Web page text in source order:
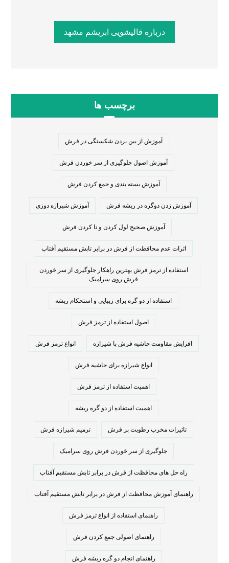
درباره قالیشویی ابریشم مشهد
برچسب ها
آموزش از بین بردن شکستگی در فرش
آموزش اصول جلوگیری از سر خوردن فرش
آموزش بسته بندی و جمع کردن فرش
آموزش زدن دوگره در ریشه فرش آموزش شیرازه دوزی
آموزش صحیح لول کردن و تا کردن فرش
اثرات عدم محافظت از فرش در برابر تابش مستقیم آفتاب
استفاده از ترمز فرش بهترین راهکار جلوگیری از سر خوردن
فرش روی سرامیک
استفاده از دو گره برای زیبایی و استحکام ریشه
اصول استفاده از ترمز فرش
افزایش مقاومت حاشیه فرش با شیرازه انواع ترمز فرش
انواع شیرازه برای حاشیه فرش
اهمیت استفاده از ترمز فرش
اهمیت استفاده از دو گره ریشه
تاثیرات مخرب رطوبت بر فرش ترمیم شیرازه فرش
جلوگیری از سر خوردن فرش روی سرامیک
راه حل های محافظت از فرش در برابر تابش مستقیم آفتاب
راهنمای آموزش محافظت از فرش در برابر تابش مستقیم آفتاب
راهنمای استفاده از انواع ترمز فرش
راهنمای اصولی جمع کردن فرش
راهنمای انجام دو گره ریشه فرش